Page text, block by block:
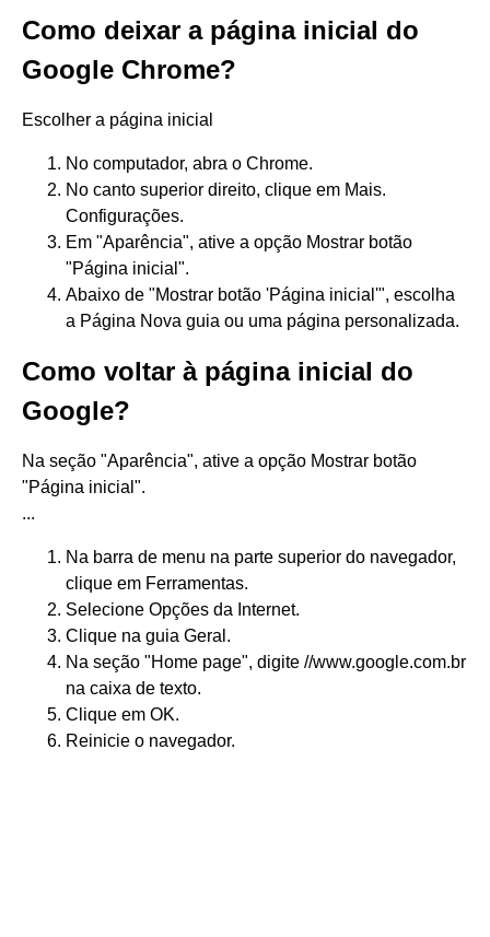
Como deixar a página inicial do
Google Chrome?
Escolher a página inicial
No computador, abra o Chrome.
No canto superior direito, clique em Mais.
Configurações.
Em "Aparência", ative a opção Mostrar botão
"Página inicial".
Abaixo de "Mostrar botão 'Página inicial'", escolha
a Página Nova guia ou uma página personalizada.
Como voltar à página inicial do
Google?
Na seção "Aparência", ative a opção Mostrar botão
"Página inicial".
...
Na barra de menu na parte superior do navegador,
clique em Ferramentas.
Selecione Opções da Internet.
Clique na guia Geral.
Na seção "Home page", digite //www.google.com.br
na caixa de texto.
Clique em OK.
Reinicie o navegador.